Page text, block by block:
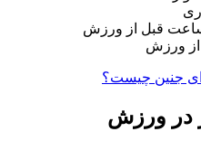
قبل از ورزش
از ورزش
جنین چیست؟
در ورزش